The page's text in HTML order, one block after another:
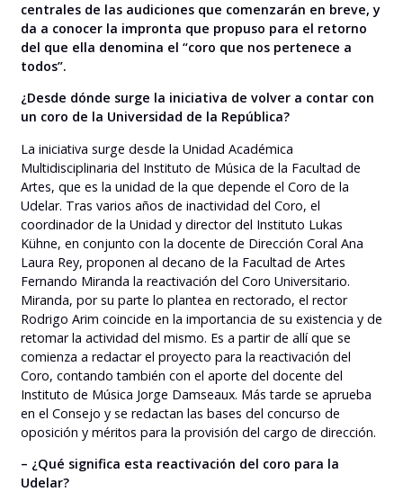
centrales de las audiciones que comenzarán en breve, y
da a conocer la impronta que propuso para el retorno
del que ella denomina el “coro que nos pertenece a
todos”.
¿Desde dónde surge la iniciativa de volver a contar con
un coro de la Universidad de la República?
La iniciativa surge desde la Unidad Académica
Multidisciplinaria del Instituto de Música de la Facultad de
Artes, que es la unidad de la que depende el Coro de la
Udelar. Tras varios años de inactividad del Coro, el
coordinador de la Unidad y director del Instituto Lukas
Kühne, en conjunto con la docente de Dirección Coral Ana
Laura Rey, proponen al decano de la Facultad de Artes
Fernando Miranda la reactivación del Coro Universitario.
Miranda, por su parte lo plantea en rectorado, el rector
Rodrigo Arim coincide en la importancia de su existencia y de
retomar la actividad del mismo. Es a partir de allí que se
comienza a redactar el proyecto para la reactivación del
Coro, contando también con el aporte del docente del
Instituto de Música Jorge Damseaux. Más tarde se aprueba
en el Consejo y se redactan las bases del concurso de
oposición y méritos para la provisión del cargo de dirección.
– ¿Qué significa esta reactivación del coro para la
Udelar?